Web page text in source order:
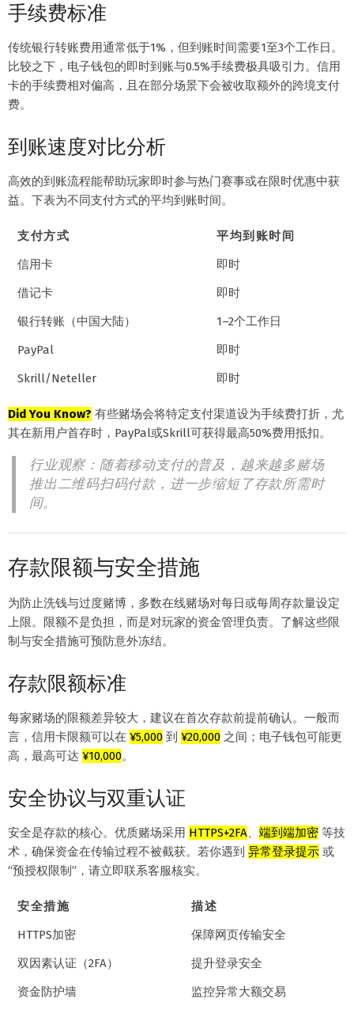
手续费标准
传统银行转账费用通常低于1%，但到账时间需要1至3个工作日。
比较之下，电子钱包的即时到账与0.5%手续费极具吸引力。信用
卡的手续费相对偏高，且在部分场景下会被收取额外的跨境支付
费。
到账速度对比分析
高效的到账流程能帮助玩家即时参与热门赛事或在限时优惠中获
益。下表为不同支付方式的平均到账时间。
支付方式
平均到账时间
信用卡
即时
借记卡
即时
银行转账（中国大陆）
1–2个工作日
PayPal
即时
Skrill/Neteller
即时
Did You Know? 有些赌场会将特定支付渠道设为手续费打折，尤
其在新用户首存时，PayPal或Skrill可获得最高50%费用抵扣。
行业观察：随着移动支付的普及，越来越多赌场
推出二维码扫码付款，进一步缩短了存款所需时
间。
存款限额与安全措施
为防止洗钱与过度赌博，多数在线赌场对每日或每周存款量设定
上限。限额不是负担，而是对玩家的资金管理负责。了解这些限
制与安全措施可预防意外冻结。
存款限额标准
每家赌场的限额差异较大，建议在首次存款前提前确认。一般而
言，信用卡限额可以在 ¥5,000 到 ¥20,000 之间；电子钱包可能更
高，最高可达 ¥10,000。
安全协议与双重认证
安全是存款的核心。优质赌场采用 HTTPS+2FA、 端到端加密 等技
术，确保资金在传输过程不被截获。若你遇到 异常登录提示 或
“预授权限制”，请立即联系客服核实。
安全措施
描述
HTTPS加密
保障网页传输安全
双因素认证（2FA）
提升登录安全
资金防护墙
监控异常大额交易